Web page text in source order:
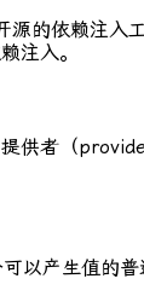
源的依赖注入
注入。
供者（
以产生值的普